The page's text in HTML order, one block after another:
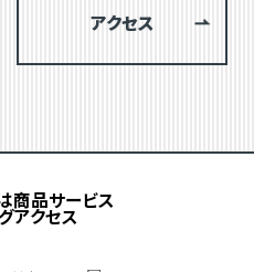
アクセス
商品サービス
アクセス